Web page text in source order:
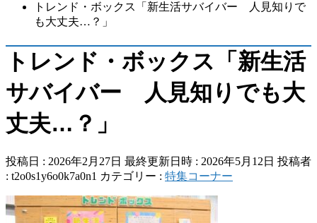
トレンド・ボックス「新生活サバイバー 人見知りで
も大丈夫…？」
トレンド・ボックス「新生活
サバイバー 人見知りでも大
丈夫…？」
投稿日 : 2026年2月27日 最終更新日時 : 2026年5月12日 投稿者
: t2o0s1y6o0k7a0n1 カテゴリー : 特集コーナー